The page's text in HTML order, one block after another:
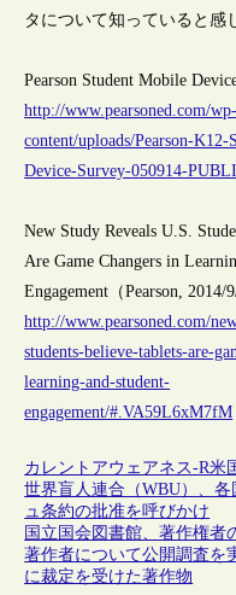
タについて知っていると感
Pearson Student Mobile
http://www.pearsoned.com/wp-
content/uploads/Pearson-
Device-Survey-050914-
New Study Reveals U.S.
Are Game Changers in
Engagement（Pearson, 2014/
http://www.pearsoned.com/
students-believe-tablets-are-
learning-and-student-
engagement/#.VA59L6xM7fM
カレントアウェアネス-R米
世界盲人連合（WBU）、
ュ条約の批准を呼びかけ
国立国会図書館、著作権者
著作者について公開調査を
に裁定を受けた著作物